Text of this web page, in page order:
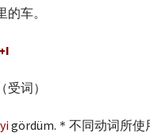
车。
词）
yigördüm.＊不同动词所使